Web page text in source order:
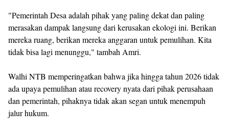
"Pemerintah Desa adalah pihak yang paling dekat dan paling
merasakan dampak langsung dari kerusakan ekologi ini. Berikan
mereka ruang, berikan mereka anggaran untuk pemulihan. Kita
tidak bisa lagi menunggu," tambah Amri.
Walhi NTB memperingatkan bahwa jika hingga tahun 2026 tidak
ada upaya pemulihan atau recovery nyata dari pihak perusahaan
dan pemerintah, pihaknya tidak akan segan untuk menempuh
jalur hukum.